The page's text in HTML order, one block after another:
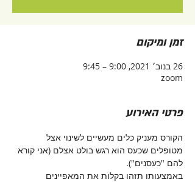
זמן ומיקום
26 בנוב׳ 2021, 9:00 – 9:45
zoom
פרטי האירוע
הקורס מעניק כלים מעשיים לשינוי אצל
מטופלים שכעס הוא רגש בולט אצלם (אני קורא
להם "כעסנים").
באמצעותו תזהו בקלות את המאפיינים